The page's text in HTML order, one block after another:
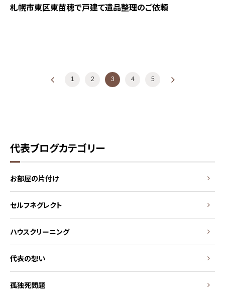
札幌市東区東苗穂で戸建て遺品整理のご依頼
投稿ナビゲーション
« 1 2 3 4 5 »
代表ブログカテゴリー
お部屋の片付け
セルフネグレクト
ハウスクリーニング
代表の想い
孤独死問題